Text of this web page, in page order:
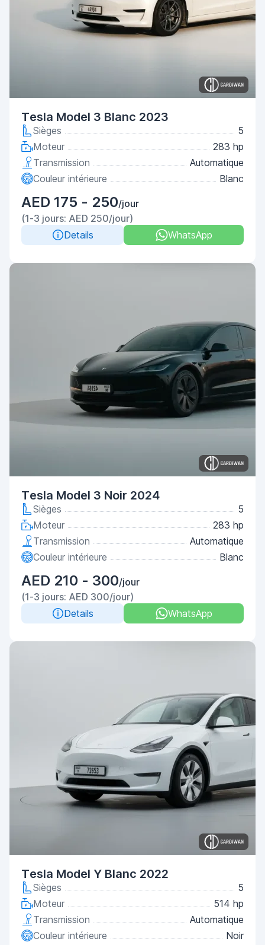
Tesla Model 3 Blanc 2023
Sièges
5
Moteur
283 hp
Transmission
Automatique
Couleur intérieure
Blanc
AED 175 - 250/jour
(1-3 jours: AED 250/jour)
Details
WhatsApp
Tesla Model 3 Noir 2024
Sièges
5
Moteur
283 hp
Transmission
Automatique
Couleur intérieure
Blanc
AED 210 - 300/jour
(1-3 jours: AED 300/jour)
Details
WhatsApp
Tesla Model Y Blanc 2022
Sièges
5
Moteur
514 hp
Transmission
Automatique
Couleur intérieure
Noir